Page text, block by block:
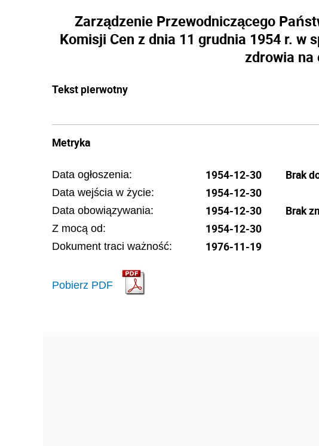
Zarządzenie Przewodniczącego
Komisji Cen z dnia 11 grudnia 1954 r. w
zdrowia
Tekst pierwotny
Metryka
Data ogłoszenia: 1954-12-30
Data wejścia w życie: 1954-12-30
Data obowiązywania: 1954-12-30
Z mocą od: 1954-12-30
Dokument traci ważność: 1976-11-19
Pobierz PDF
Brak
Brak